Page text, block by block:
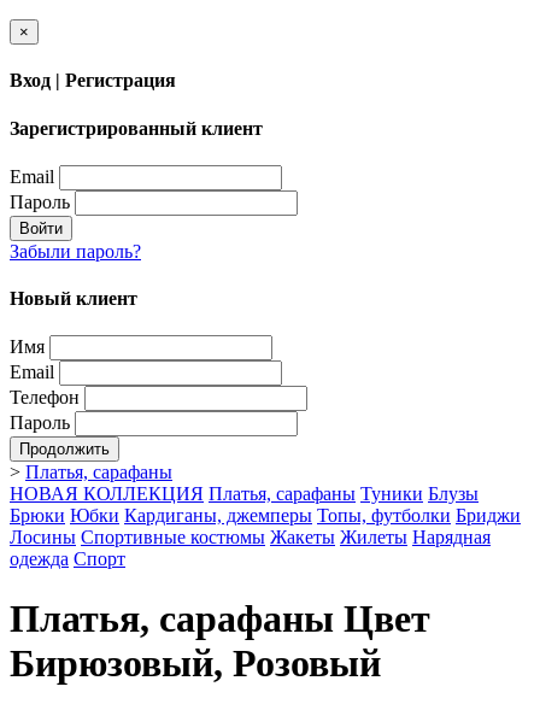
×
Вход | Регистрация
Зарегистрированный клиент
Email
Пароль
Войти
Забыли пароль?
Новый клиент
Имя
Email
Телефон
Пароль
Продолжить
> Платья, сарафаны
НОВАЯ КОЛЛЕКЦИЯ Платья, сарафаны Туники Блузы
Брюки Юбки Кардиганы, джемперы Топы, футболки Бриджи
Лосины Спортивные костюмы Жакеты Жилеты Нарядная
одежда Спорт
Платья, сарафаны Цвет
Бирюзовый, Розовый